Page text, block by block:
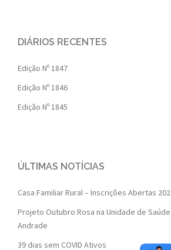
DIÁRIOS RECENTES
Edição Nº 1847
Edição Nº 1846
Edição Nº 1845
ÚLTIMAS NOTÍCIAS
Casa Familiar Rural – Inscrições Abertas
Projeto Outubro Rosa na Unidade de
Andrade
39 dias sem COVID Ativos